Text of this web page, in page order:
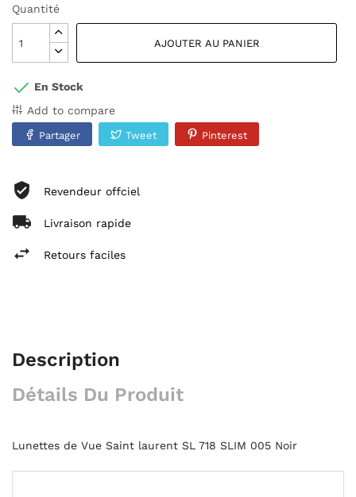
Quantité
AJOUTER AU PANIER
En Stock
Add to compare
Partager Tweet Pinterest
Revendeur offciel
Livraison rapide
Retours faciles
Description
Détails Du Produit
Lunettes de Vue Saint laurent SL 718 SLIM 005 Noir